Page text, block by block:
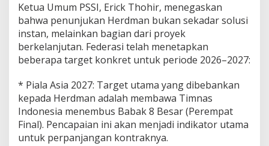
Ketua Umum PSSI, Erick Thohir, menegaskan
bahwa penunjukan Herdman bukan sekadar solusi
instan, melainkan bagian dari proyek
berkelanjutan. Federasi telah menetapkan
beberapa target konkret untuk periode 2026–2027:
* Piala Asia 2027: Target utama yang dibebankan
kepada Herdman adalah membawa Timnas
Indonesia menembus Babak 8 Besar (Perempat
Final). Pencapaian ini akan menjadi indikator utama
untuk perpanjangan kontraknya.